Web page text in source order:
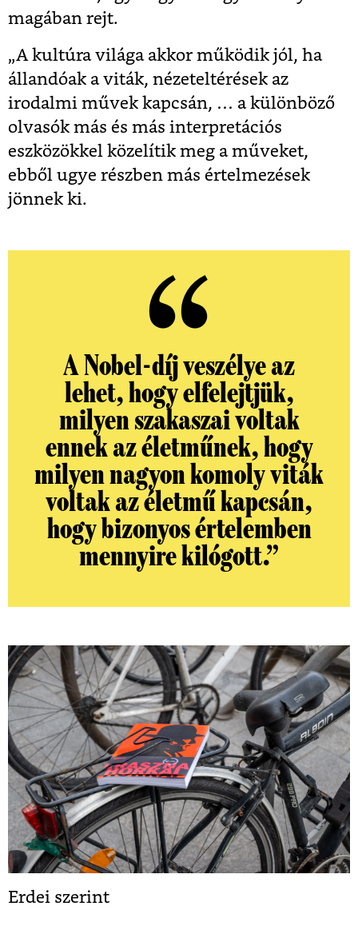
magában rejt.
„A kultúra világa akkor működik jól, ha
állandóak a viták, nézeteltérések az
irodalmi művek kapcsán, … a különböző
olvasók más és más interpretációs
eszközökkel közelítik meg a műveket,
ebből ugye részben más értelmezések
jönnek ki.
A Nobel-díj veszélye az
lehet, hogy elfelejtjük,
milyen szakaszai voltak
ennek az életműnek, hogy
milyen nagyon komoly viták
voltak az életmű kapcsán,
hogy bizonyos értelemben
mennyire kilógott.”
Erdei szerint